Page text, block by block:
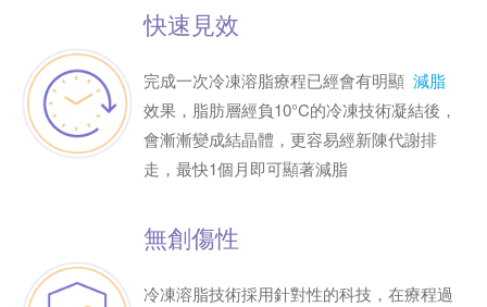
快速見效
完成一次冷凍溶脂療程已經會有明顯 減脂
效果，脂肪層經負10°C的冷凍技術凝結後，
會漸漸變成結晶體，更容易經新陳代謝排
走，最快1個月即可顯著減脂
無創傷性
冷凍溶脂技術採用針對性的科技，在療程過